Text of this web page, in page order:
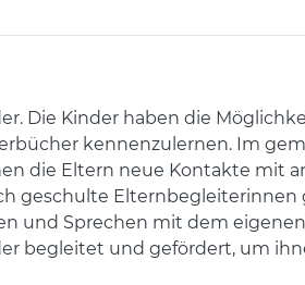
Die Kinder haben die
kennenzulernen. Im
die Eltern neue Kontakte mit
geschulte Elternbegleiterinnen
und Sprechen mit dem
begleitet und gefördert, um